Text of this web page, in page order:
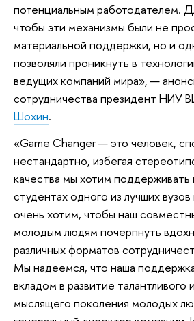
потенциальным работодателем.
чтобы эти механизмы были не
материальной поддержки, но и
позволяли проникнуть в
ведущих компаний мира», —
сотрудничества президент НИУ
Шохин.
«Game Changer — это человек,
нестандартно, избегая
качества мы хотим поддерживать
студентах одного из лучших
очень хотим, чтобы наш
молодым людям почерпнуть
различных форматов
Мы надеемся, что наша
вкладом в развитие талантливого
мыслящего поколения молодых